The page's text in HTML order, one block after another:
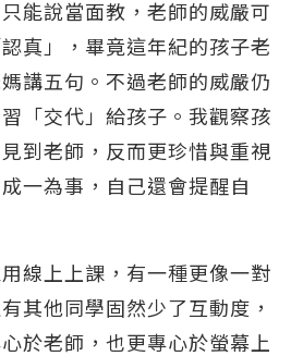
能說當面教，老師的威嚴可
真」，畢竟這年紀的孩子老
講五句。不過老師的威嚴仍
「交代」給孩子。我觀察孩
到老師，反而更珍惜與重視
一為事，自己還會提醒自
線上上課，有一種更像一對
其他同學固然少了互動度，
於老師，也更專心於螢幕上